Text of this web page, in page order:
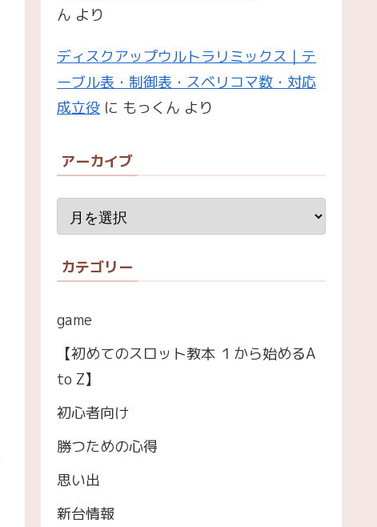
ん より
ディスクアップウルトラリミックス｜テ
ーブル表・制御表・スベリコマ数・対応
成立役 に もっくん より
アーカイブ
カテゴリー
game
【初めてのスロット教本 １から始めるA
to Z】
初心者向け
勝つための心得
思い出
新台情報